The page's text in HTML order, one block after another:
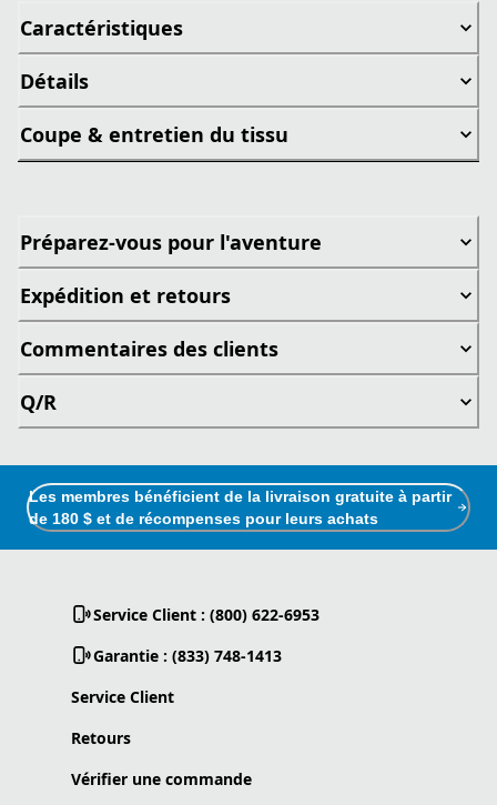
Caractéristiques
Détails
Coupe & entretien du tissu
Préparez-vous pour l'aventure
Expédition et retours
Commentaires des clients
Q/R
Les membres bénéficient de la livraison gratuite à partir
de 180 $ et de récompenses pour leurs achats
Service Client : (800) 622-6953
Garantie : (833) 748-1413
Service Client
Retours
Vérifier une commande